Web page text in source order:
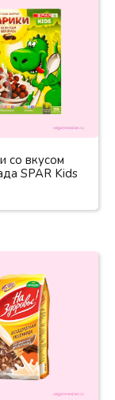
со вкусом
SPAR Kids